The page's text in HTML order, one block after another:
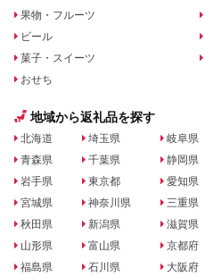
果物・フルーツ
ビール
菓子・スイーツ
おせち
地域から返礼品を探す
北海道
青森県
岩手県
宮城県
秋田県
山形県
福島県
埼玉県
千葉県
東京都
神奈川県
新潟県
富山県
石川県
岐阜県
静岡県
愛知県
三重県
滋賀県
京都府
大阪府